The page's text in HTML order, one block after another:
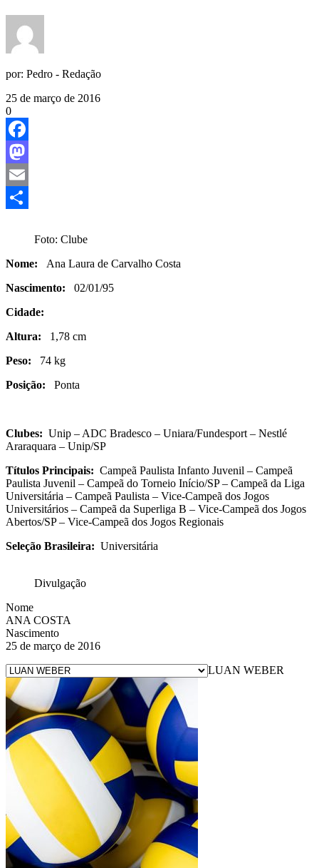
por: Pedro - Redação
25 de março de 2016
0
Facebook
Mastodon
Email
Foto: Clube
Nome: Ana Laura de Carvalho Costa
Nascimento: 02/01/95
Cidade:
Altura: 1,78 cm
Peso: 74 kg
Posição: Ponta
Clubes: Unip – ADC Bradesco – Uniara/Fundesport – Nestlé
Araraquara – Unip/SP
Títulos Principais: Campeã Paulista Infanto Juvenil – Campeã
Paulista Juvenil – Campeã do Torneio Início/SP – Campeã da Liga
Universitária – Campeã Paulista – Vice-Campeã dos Jogos
Universitários – Campeã da Superliga B – Vice-Campeã dos Jogos
Abertos/SP – Vice-Campeã dos Jogos Regionais
Seleção Brasileira: Universitária
Divulgação
Nome
ANA COSTA
Nascimento
25 de março de 2016
LUAN WEBER